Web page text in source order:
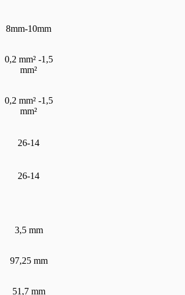
8mm-10mm
0,2 mm² -1,5
mm²
0,2 mm² -1,5
mm²
26-14
26-14
3,5 mm
97,25 mm
51,7 mm